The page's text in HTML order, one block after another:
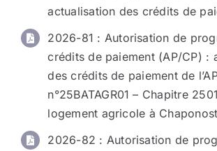
actualisation des crédits de
2026-81 : Autorisation de
crédits de paiement (AP/CP) :
des crédits de paiement de
n°25BATAGR01 – Chapitre
logement agricole à Chaponost
2026-82 : Autorisation de